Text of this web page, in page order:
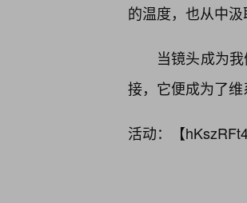
的温度，也从中汲
当镜头成为
接，它便成为了维
活动：【